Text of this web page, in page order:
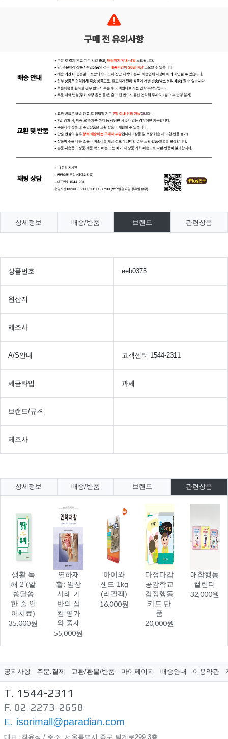
상세정보 배송/반품 브랜드 관련상품
상품번호 eeb0375
원산지
제조사
A/S안내 고객센터 1544-2311
세금타입 과세
브랜드/규격
제조사
상세정보 배송/반품 브랜드 관련상품
생활 독
해 2 (알
쏭달쏭
한 줄 언
어치료)
35,000원
연하재
활: 임상
사례 기
반의 삼
킴 평가
와 중재
55,000원
아이와
샌드 1kg
(리필팩)
16,000원
다정다감
공감학교
감정행동
카드 단
품
20,000원
애착행동
캘린더
32,000원
공지사항 주문.결제 교환/환불/반품 마이페이지 배송안내 이용약관
T. 1544-2311
F. 02-2273-2658
E. isorimall@paradian.com
대표: 최윤정 / 주소: 서울특별시 중구 퇴계로299​ 3층